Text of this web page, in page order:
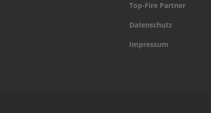
Top-Fire Partner
Datenschutz
Impressum